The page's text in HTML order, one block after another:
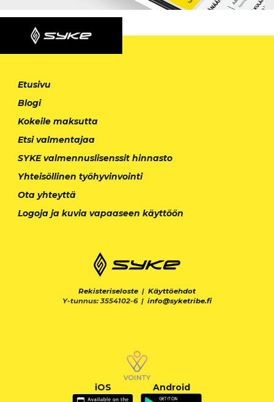
Etusivu
Blogi
Kokeile maksutta
Etsi valmentajaa
SYKE valmennuslisenssit hinnasto
Yhteisöllinen työhyvinvointi
Ota yhteyttä
Logoja ja kuvia vapaaseen käyttöön
Rekisteriseloste | Käyttöehdot
Y-tunnus: 3554102-6 | info@syketribe.fi
iOS Android